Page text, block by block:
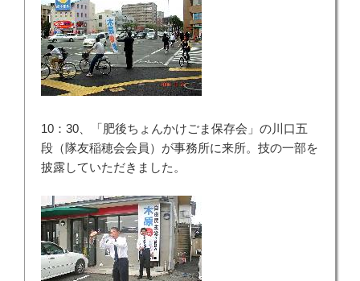
10：30、「肥後ちょんかけごま保存会」の川口五
段（隊友稲穂会会員）が事務所に来所。技の一部を
披露していただきました。